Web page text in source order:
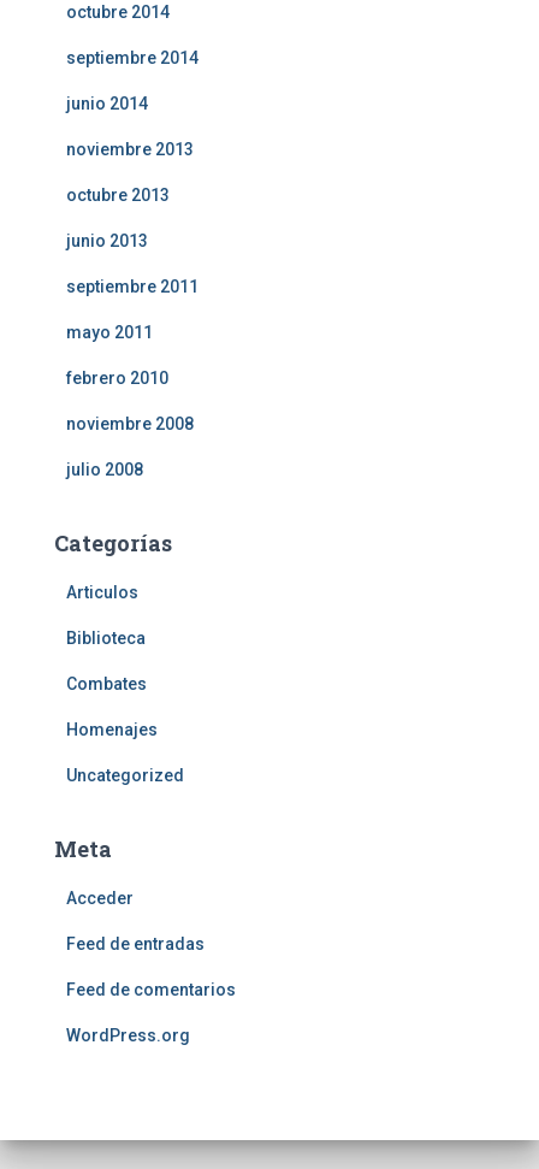
octubre 2014
septiembre 2014
junio 2014
noviembre 2013
octubre 2013
junio 2013
septiembre 2011
mayo 2011
febrero 2010
noviembre 2008
julio 2008
Categorías
Articulos
Biblioteca
Combates
Homenajes
Uncategorized
Meta
Acceder
Feed de entradas
Feed de comentarios
WordPress.org